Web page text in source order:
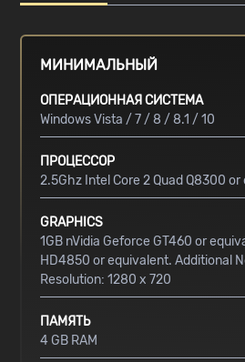
МИНИМАЛЬНЫЙ
ОПЕРАЦИОННАЯ СИСТЕМА
Windows Vista / 7 / 8 / 8.1 / 10
ПРОЦЕССОР
2.5Ghz Intel Core 2 Quad Q8300
GRAPHICS
1GB nVidia Geforce GT460 or
HD4850 or equivalent. Additional
Resolution: 1280 x 720
ПАМЯТЬ
4 GB RAM